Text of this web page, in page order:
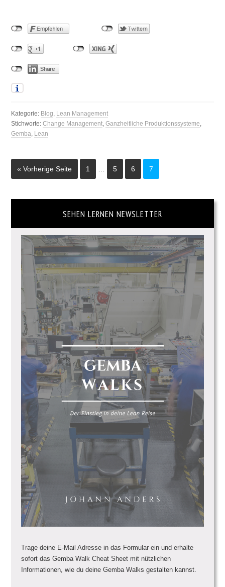
Kategorie: Blog, Lean Management
Stichworte:Change Management,Ganzheitliche Produktionssysteme,
Gemba, Lean
« Vorherige Seite 1 5 6 7
SEHEN LERNEN NEWSLETTER
Trage deine E-Mail Adresse in das Formular ein und erhalte
sofort das Gemba Walk Cheat Sheet mit nützlichen
Informationen, wie du deine Gemba Walks gestalten kannst.